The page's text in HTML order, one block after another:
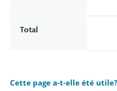
Total
Cette page a-t-elle été utile?